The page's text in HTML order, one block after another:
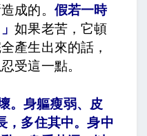
成的。 假若一時
如果老苦，它頓
產生出來的話，
受這一點。
。身軀瘦弱、皮
，多住其中。身中